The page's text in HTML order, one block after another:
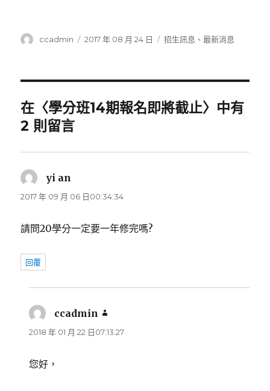
作
ccadmin
發
2017 年 08 月 24 日
分
招生訊息 、最新消息
在〈學分班14期報名即將截止〉中有
2 則留言
yi an
示:
2017 年 09 月 06 日00:34:34
請問20學分一定要一年修完嗎?
回覆
ccadmin
示:
2018 年 01 月 22 日07:13:27
您好，